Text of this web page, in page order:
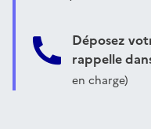
Déposez
rappelle
en charge)